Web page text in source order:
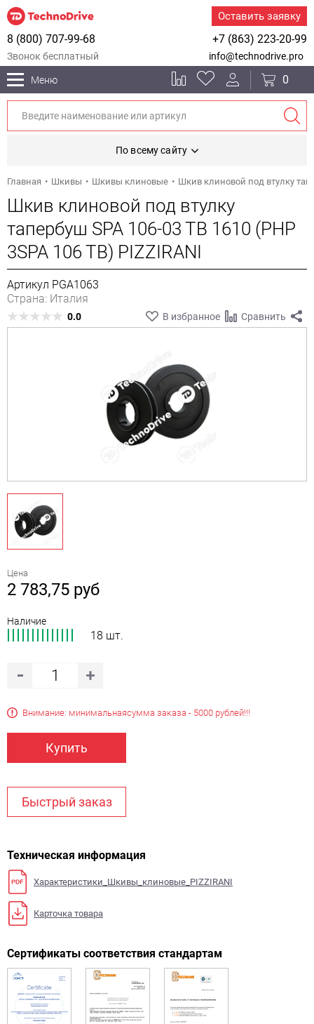
Оставить заявку
+7 (863) 223-20-99
8 (800) 707-99-68
Звонок бесплатный info@technodrive.pro
Меню 0
По всему сайту
Главная Шкивы Шкивы клиновые Шкив клиновой под втулку
Шкив клиновой под втулку
тапербуш SPA 106-03 TB 1610 (PHP
3SPA 106 TB) PIZZIRANI
Артикул PGA1063
Страна: Италия
0.0 В избранное Сравнить
Цена
2 783,75 руб
Наличие
18 шт.
Внимание: минимальнаясумма заказа - 5000 рублей!!!
Купить
Быстрый заказ
Техническая информация
Характеристики_Шкивы_клиновые_PIZZIRANI
Карточка товара
Сертификаты соответствия стандартам